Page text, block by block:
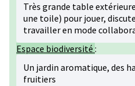
Très grande table
une toile) pour jouer,
travailler en mode
Espace biodiversité :
Un jardin aromatique, des
fruitiers